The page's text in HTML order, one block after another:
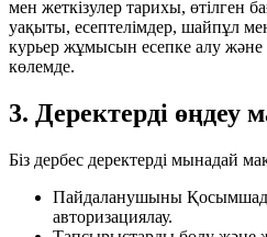
мен жеткізулер тарихы, өтілген
уақыты, есептелімдер, шайпұл
курьер жұмысын есепке алу және
көлемде.
3. Деректерді өңдеу
Біз дербес деректерді мынадай
Пайдаланушыны
авторизациялау.